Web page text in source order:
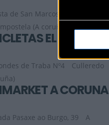
de San Marcos, 9
(A coruña)
EL PATIO
de Traba Nº4
Culleredo
A CORUÑA
Pasaxe ao Burgo, 39
A